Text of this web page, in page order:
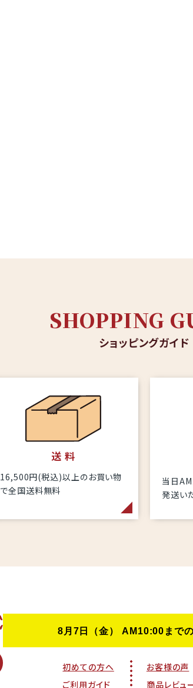
SHOPPING
ショッピングガイド
送 料
16,500円(税込)以上のお買い物
で全国送料無料
当日
発送い
初めての方へ
ご利用ガイド
お客様の声
商品レビュ